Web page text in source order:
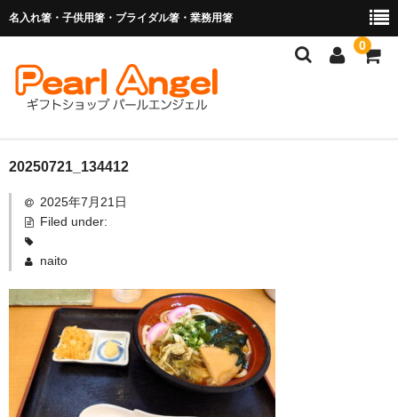
名入れ箸・子供用箸・ブライダル箸・業務用箸
0
商品を探す
お子様の入卒園に
業務用箸（食洗機対応）
マイ箸・箸袋
ご利用ガイド
20250721_134412
2025年7月21日
Filed under:
naito